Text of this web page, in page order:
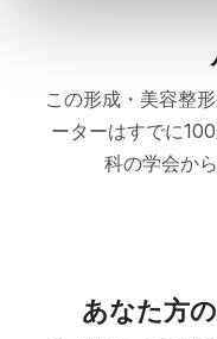
この形成・美容整
ーターはすでに
科の学会か
あなた方